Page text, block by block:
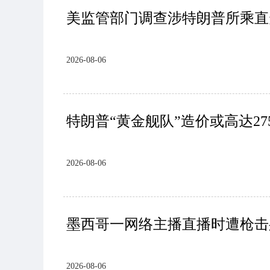
美监管部门调查涉特朗普所乘
2026-08-06
特朗普“黄金舰队”造价或高达
2026-08-06
墨西哥一网络主播直播时遭枪
2026-08-06